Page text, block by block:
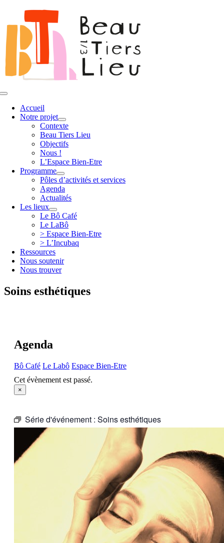
contenu
Toggle
NavigationAccueil
Notre projet
Contexte
Beau Tiers Lieu
Objectifs
Nous !
L’Espace Bien-Etre
Programme
Pôles d’activités et services
Agenda
Actualités
Les lieux
Le Bô Café
Le LaBô
> Espace Bien-Etre
> L’Incubaq
Ressources
Nous soutenir
Nous trouver
Soins esthétiques
Agenda
Bô Café Le Labô Espace Bien-Etre
Cet évènement est passé.
×
Série d'événement : Soins esthétiques